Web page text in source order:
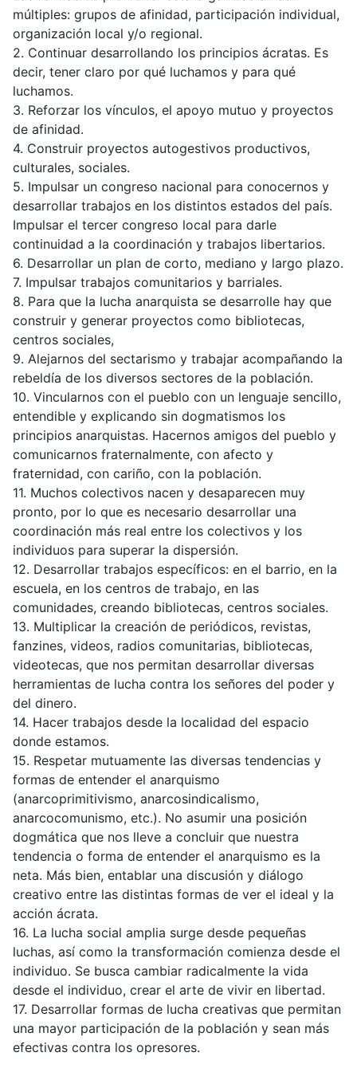
múltiples: grupos de afinidad, participación individual,
organización local y/o regional.
2. Continuar desarrollando los principios ácratas. Es
decir, tener claro por qué luchamos y para qué
luchamos.
3. Reforzar los vínculos, el apoyo mutuo y proyectos
de afinidad.
4. Construir proyectos autogestivos productivos,
culturales, sociales.
5. Impulsar un congreso nacional para conocernos y
desarrollar trabajos en los distintos estados del país.
Impulsar el tercer congreso local para darle
continuidad a la coordinación y trabajos libertarios.
6. Desarrollar un plan de corto, mediano y largo plazo.
7. Impulsar trabajos comunitarios y barriales.
8. Para que la lucha anarquista se desarrolle hay que
construir y generar proyectos como bibliotecas,
centros sociales,
9. Alejarnos del sectarismo y trabajar acompañando la
rebeldía de los diversos sectores de la población.
10. Vincularnos con el pueblo con un lenguaje sencillo,
entendible y explicando sin dogmatismos los
principios anarquistas. Hacernos amigos del pueblo y
comunicarnos fraternalmente, con afecto y
fraternidad, con cariño, con la población.
11. Muchos colectivos nacen y desaparecen muy
pronto, por lo que es necesario desarrollar una
coordinación más real entre los colectivos y los
individuos para superar la dispersión.
12. Desarrollar trabajos específicos: en el barrio, en la
escuela, en los centros de trabajo, en las
comunidades, creando bibliotecas, centros sociales.
13. Multiplicar la creación de periódicos, revistas,
fanzines, videos, radios comunitarias, bibliotecas,
videotecas, que nos permitan desarrollar diversas
herramientas de lucha contra los señores del poder y
del dinero.
14. Hacer trabajos desde la localidad del espacio
donde estamos.
15. Respetar mutuamente las diversas tendencias y
formas de entender el anarquismo
(anarcoprimitivismo, anarcosindicalismo,
anarcocomunismo, etc.). No asumir una posición
dogmática que nos lleve a concluir que nuestra
tendencia o forma de entender el anarquismo es la
neta. Más bien, entablar una discusión y diálogo
creativo entre las distintas formas de ver el ideal y la
acción ácrata.
16. La lucha social amplia surge desde pequeñas
luchas, así como la transformación comienza desde el
individuo. Se busca cambiar radicalmente la vida
desde el individuo, crear el arte de vivir en libertad.
17. Desarrollar formas de lucha creativas que permitan
una mayor participación de la población y sean más
efectivas contra los opresores.